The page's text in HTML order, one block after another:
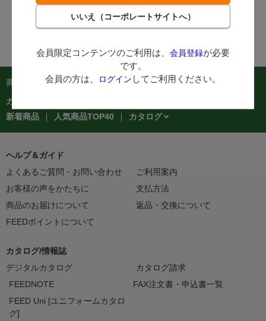
会員限定コンテンツのご利用は、 会員登録が必要
です。
会員の方は、
ログイン してご利用ください。
商品を探す：
カテゴリーから探す
新着商品
人気商品TOP40 カタログ
ヘルプ＆ガイド
よくあるご質問・お問い合わせ
ご利用案内
お客様の声をかたちに
支払方法
商品のお届けについて
返品・交換について
FEEDポイントについて
カタログ/情報誌
デジタルカタログ
カタログ請求
FEEDNOTE
FAX注文書・申込書一覧
FEED Uni [ユニフォームカタロ
グ]